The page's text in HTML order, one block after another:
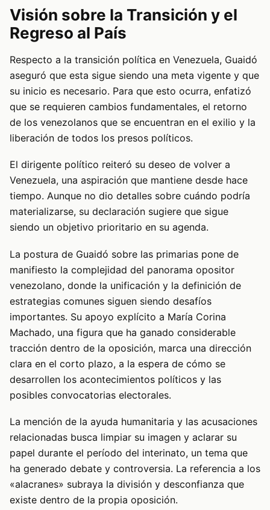
Visión sobre la Transición y el
Regreso al País
Respecto a la transición política en Venezuela, Guaidó
aseguró que esta sigue siendo una meta vigente y que
su inicio es necesario. Para que esto ocurra, enfatizó
que se requieren cambios fundamentales, el retorno
de los venezolanos que se encuentran en el exilio y la
liberación de todos los presos políticos.
El dirigente político reiteró su deseo de volver a
Venezuela, una aspiración que mantiene desde hace
tiempo. Aunque no dio detalles sobre cuándo podría
materializarse, su declaración sugiere que sigue
siendo un objetivo prioritario en su agenda.
La postura de Guaidó sobre las primarias pone de
manifiesto la complejidad del panorama opositor
venezolano, donde la unificación y la definición de
estrategias comunes siguen siendo desafíos
importantes. Su apoyo explícito a María Corina
Machado, una figura que ha ganado considerable
tracción dentro de la oposición, marca una dirección
clara en el corto plazo, a la espera de cómo se
desarrollen los acontecimientos políticos y las
posibles convocatorias electorales.
La mención de la ayuda humanitaria y las acusaciones
relacionadas busca limpiar su imagen y aclarar su
papel durante el período del interinato, un tema que
ha generado debate y controversia. La referencia a los
«alacranes» subraya la división y desconfianza que
existe dentro de la propia oposición.